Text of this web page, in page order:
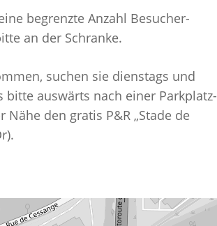
begrenzte Anzahl Besucher-
an der Schranke.
suchen sie dienstags und
auswärts nach einer Parkplatz-
den gratis P&R „Stade de